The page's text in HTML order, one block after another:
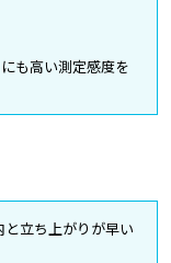
も高い測定感度を
立ち上がりが早い